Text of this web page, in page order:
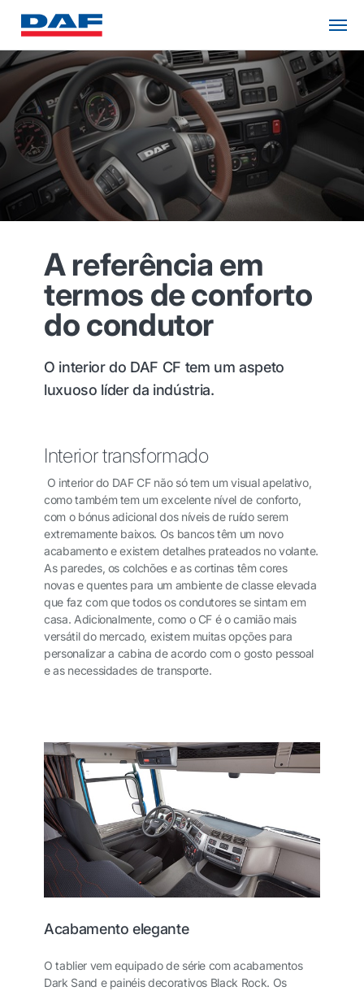
A referência em
termos de conforto
do condutor
O interior do DAF CF tem um aspeto
luxuoso líder da indústria.
Interior transformado
O interior do DAF CF não só tem um visual apelativo,
como também tem um excelente nível de conforto,
com o bónus adicional dos níveis de ruído serem
extremamente baixos. Os bancos têm um novo
acabamento e existem detalhes prateados no volante.
As paredes, os colchões e as cortinas têm cores
novas e quentes para um ambiente de classe elevada
que faz com que todos os condutores se sintam em
casa. Adicionalmente, como o CF é o camião mais
versátil do mercado, existem muitas opções para
personalizar a cabina de acordo com o gosto pessoal
e as necessidades de transporte.
Acabamento elegante
O tablier vem equipado de série com acabamentos
Dark Sand e painéis decorativos Black Rock. Os